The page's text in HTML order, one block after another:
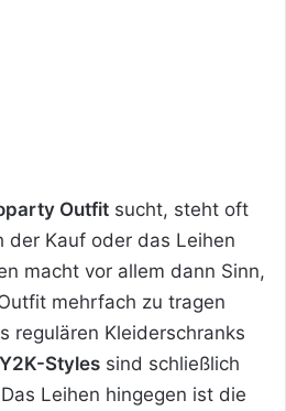
Outfit sucht, steht oft
der Kauf oder das Leihen
macht vor allem dann Sinn,
mehrfach zu tragen
regulären Kleiderschranks
Y2K-Styles sind schließlich
Leihen hingegen ist die